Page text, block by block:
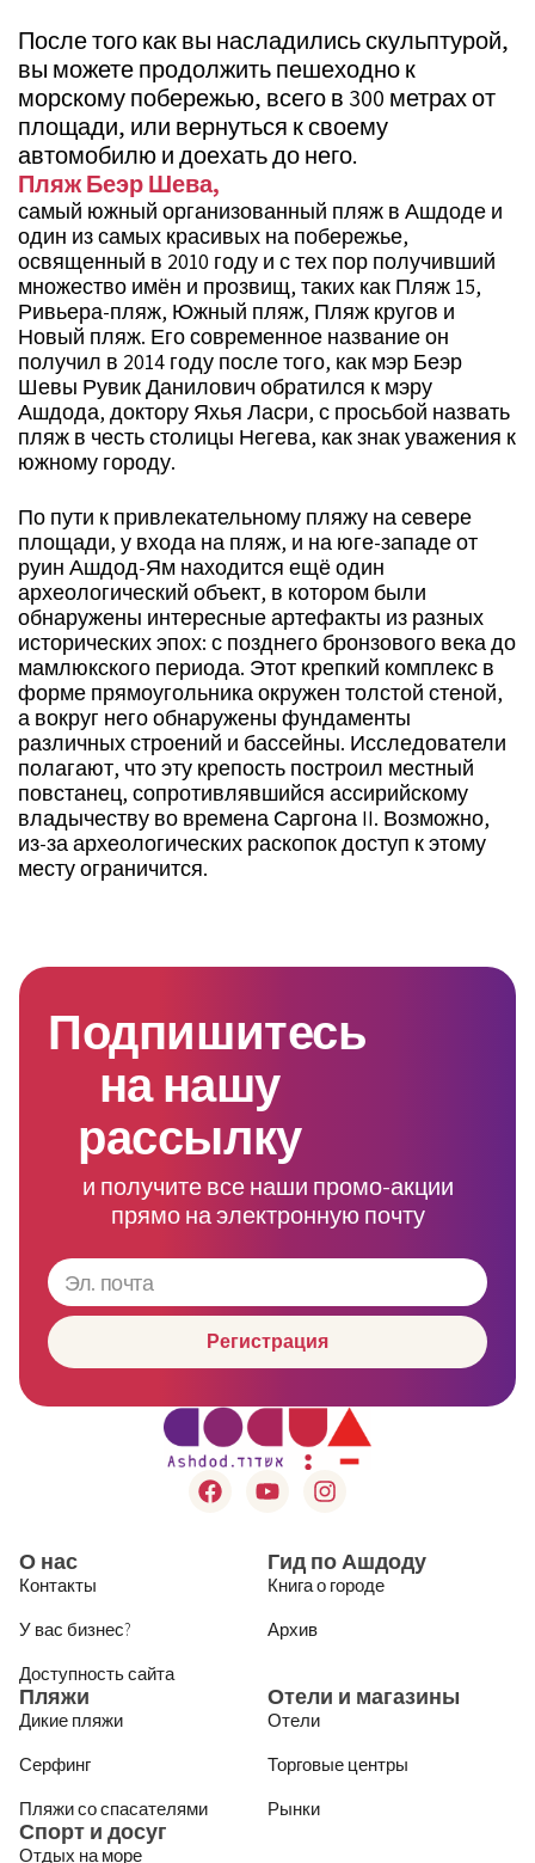
После того как вы насладились скульптурой,
вы можете продолжить пешеходно к
морскому побережью, всего в 300 метрах от
площади, или вернуться к своему
автомобилю и доехать до него.
Пляж Беэр Шева,
самый южный организованный пляж в Ашдоде и
один из самых красивых на побережье,
освященный в 2010 году и с тех пор получивший
множество имён и прозвищ, таких как Пляж 15,
Ривьера-пляж, Южный пляж, Пляж кругов и
Новый пляж. Его современное название он
получил в 2014 году после того, как мэр Беэр
Шевы Рувик Данилович обратился к мэру
Ашдода, доктору Яхья Ласри, с просьбой назвать
пляж в честь столицы Негева, как знак уважения к
южному городу.
По пути к привлекательному пляжу на севере
площади, у входа на пляж, и на юге-западе от
руин Ашдод-Ям находится ещё один
археологический объект, в котором были
обнаружены интересные артефакты из разных
исторических эпох: с позднего бронзового века до
мамлюкского периода. Этот крепкий комплекс в
форме прямоугольника окружен толстой стеной,
а вокруг него обнаружены фундаменты
различных строений и бассейны. Исследователи
полагают, что эту крепость построил местный
повстанец, сопротивлявшийся ассирийскому
владычеству во времена Саргона II. Возможно,
из-за археологических раскопок доступ к этому
месту ограничится.
Подпишитесь
на нашу
рассылку
и получите все наши промо-акции
прямо на электронную почту
Регистрация
О нас
Контакты
У вас бизнес?
Доступность сайта
Гид по Ашдоду
Книга о городе
Архив
Пляжи
Дикие пляжи
Серфинг
Пляжи со спасателями
Отели и магазины
Отели
Торговые центры
Рынки
Спорт и досуг
Отдых на море